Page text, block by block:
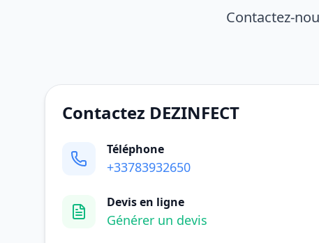
Contactez-
Contactez DEZINFECT
Téléphone
+33783932650
Devis en ligne
Générer un devis